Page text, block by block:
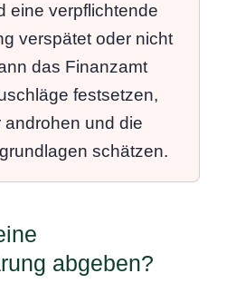
eine verpflichtende
verspätet oder nicht
das Finanzamt
festsetzen,
und die
schätzen.
abgeben?